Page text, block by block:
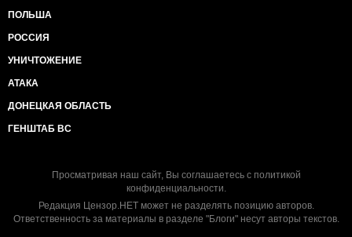
ПОЛЬША
РОССИЯ
УНИЧТОЖЕНИЕ
АТАКА
ДОНЕЦКАЯ ОБЛАСТЬ
ГЕНШТАБ ВС
Просматривая наш сайт, Вы соглашаетесь с политикой
конфиденциальности.
Редакция Цензор.НЕТ может не разделять позицию авторов.
Ответственность за материалы в разделе "Блоги" несут авторы текстов.